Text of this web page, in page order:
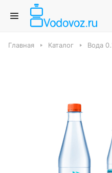
Главная Каталог Вода